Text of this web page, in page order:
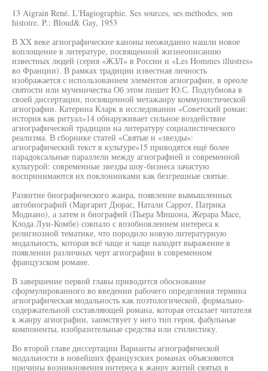
13 Aigrain René. L'Hagiographie. Ses sources, ses méthodes, son
histoire. P.: Bloud& Gay, 1953
В XX веке агиографические каноны неожиданно нашли новое
воплощение в литературе, посвященной жизнеописанию
известных людей (серия «ЖЗЛ» в России и «Les Hommes illustres»
во Франции). В рамках традиции известная личность
изображается с использованием элементов агиографии, в ореоле
святости или мученичества Об этом пишет Ю.С. Подлубнова в
своей диссертации, посвященной метажанру коммунистической
агиографии. Катерина Кларк в исследовании «Советский роман:
история как ритуал»14 обнаруживает сильное воздействие
агиографической традиции на литературу социалистического
реализма. В сборнике статей «Святые и «звезды»:
агиографический текст в культуре»15 приводятся ещё более
парадоксальные параллели между агиографией и современной
культурой: современные звезды шоу-бизнеса зачастую
воспринимаются их поклонниками как безгрешные святые.
Развитие биографического жанра, появление вымышленных
автобиографий (Маргарит Дюрас, Натали Саррот, Патрика
Модиано), а затем и биографий (Пьера Мишона, Жерара Mace,
Клода Луи-Комбе) совпало с возобновлением интереса к
религиозной тематике, что породило новую литературную
модальность, которая всё чаще и чаще находит выражение в
появлении различных черт агиографии в современном
французском романе.
В завершение первой главы приводится обоснование
сформулированного во введении рабочего определения термина
агиографическая модальность как поэтологической, формально-
содержательной составляющей романа, которая отсылает читателя
к жанру агиографии, заимствует у него тип героя, фабульные
компоненты, изобразительные средства или стилистику.
Во второй главе диссертации Варианты агиографической
модальности в новейших французских романах объясняются
причины возникновения интереса к жанру житий святых в